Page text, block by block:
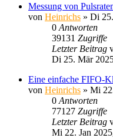
Messung von
von Heinrichs » Di
0 Antworten
39131 Zugriffe
Letzter Beitrag
Di 25. Mär
Eine einfache FIFO-
von Heinrichs » Mi
0 Antworten
77127 Zugriffe
Letzter Beitrag
Mi 22. Jan